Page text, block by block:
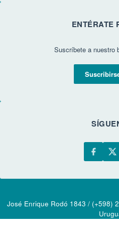
ENTÉRATE
Suscríbete a nuestro
José Enrique Rodó 1843 / (+598)